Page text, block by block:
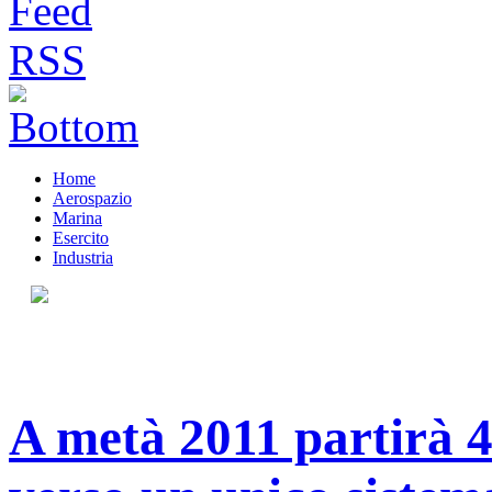
Home
Aerospazio
Marina
Esercito
Industria
A metà 2011 partirà